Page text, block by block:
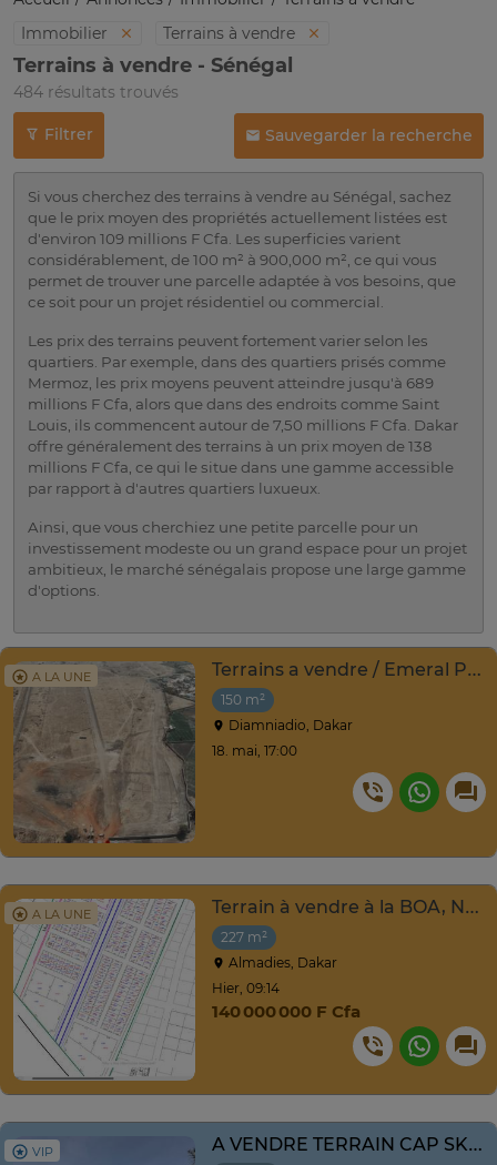
Immobilier
Terrains à vendre
Terrains à vendre - Sénégal
484 résultats trouvés
Filtrer Sauvegarder la recherche
Si vous cherchez des terrains à vendre au Sénégal, sachez
que le prix moyen des propriétés actuellement listées est
d'environ 109 millions F Cfa. Les superficies varient
considérablement, de 100 m² à 900,000 m², ce qui vous
permet de trouver une parcelle adaptée à vos besoins, que
ce soit pour un projet résidentiel ou commercial.
Les prix des terrains peuvent fortement varier selon les
quartiers. Par exemple, dans des quartiers prisés comme
Mermoz, les prix moyens peuvent atteindre jusqu'à 689
millions F Cfa, alors que dans des endroits comme Saint
Louis, ils commencent autour de 7,50 millions F Cfa. Dakar
offre généralement des terrains à un prix moyen de 138
millions F Cfa, ce qui le situe dans une gamme accessible
par rapport à d'autres quartiers luxueux.
Ainsi, que vous cherchiez une petite parcelle pour un
investissement modeste ou un grand espace pour un projet
ambitieux, le marché sénégalais propose une large gamme
d'options.
A LA UNE Terrains a vendre / Emeral Prime City de Diamniadio
150 m²
Diamniadio, Dakar
18. mai, 17:00
A LA UNE Terrain à vendre à la BOA, Ngor-Almadies, Recasement
227 m²
Almadies, Dakar
Hier, 09:14
140 000 000 F Cfa
VIP A VENDRE TERRAIN CAP SKIRRING 800m2